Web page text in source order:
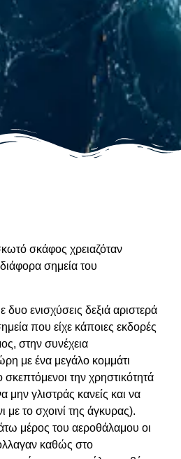
σκάφος χρειαζόταν
σημεία του
δυο ενισχύσεις δεξιά αριστερά
που είχε κάποιες εκδορές
στην συνέχεια
με ένα μεγάλο κομμάτι
σκεπτόμενοι την χρηστικότητά
μην γλιστράς κανείς και να
με το σχοινί της άγκυρας).
μέρος του αεροθάλαμου οι
καθώς στο